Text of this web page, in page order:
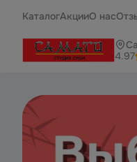
КаталогАкцииО нас
4.97